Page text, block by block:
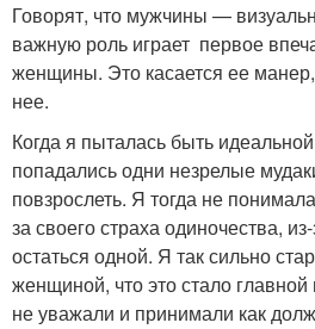
Говорят, что мужчины —
важную роль играет первое
женщины. Это касается ее
нее.
Когда я пыталась быть
попадались одни незрелые
повзрослеть. Я тогда не
за своего страха одиночества,
остаться одной. Я так сильно
женщиной, что это стало
не уважали и принимали как